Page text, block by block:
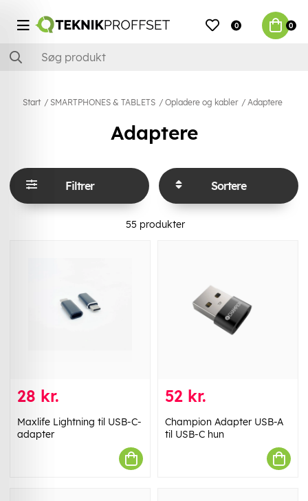
0 0
Start SMARTPHONES & TABLETS Opladere og kabler Adaptere
Adaptere
Filtrer Sortere
55 produkter
28 kr.
Maxlife Lightning til USB-C-
adapter
52 kr.
Champion Adapter USB-A
til USB-C hun